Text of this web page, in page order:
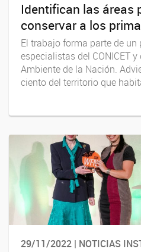
Identifican las áreas
conservar a los
El trabajo forma parte de
especialistas del CONICET
Ambiente de la Nación.
ciento del territorio que
29/11/2022 | NOTICIAS